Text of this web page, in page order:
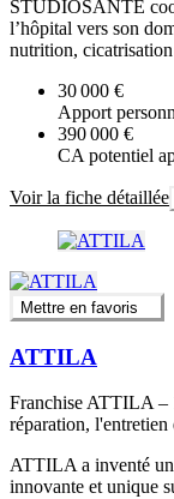
STUDIOSANTÉ
l’hôpital vers son
nutrition,
30 000 €
Apport
390 000 €
CA potentiel
Voir la fiche détaillée
Mettre en favoris
ATTILA
Franchise ATTILA –
réparation, l'entretien
ATTILA a inventé un
innovante et unique